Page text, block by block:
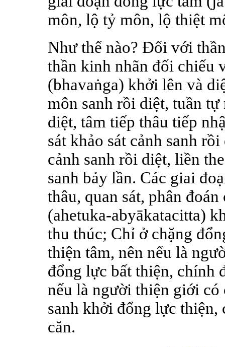
môn, lộ tỷ môn, lộ thiệt
Như thế nào? Đối với
thần kinh nhãn đối chiếu
(bhavaṅga) khởi lên và
môn sanh rồi diệt, tuần
diệt, tâm tiếp thâu tiếp
sát khảo sát cảnh sanh
cảnh sanh rồi diệt, liền
sanh bảy lần. Các giai
thâu, quan sát, phân
(ahetuka-abyākatacitta)
thu thúc; Chỉ ở chặng
thiện tâm, nên nếu là
đổng lực bất thiện, chính
nếu là người thiện giới có
sanh khởi đổng lực
căn.